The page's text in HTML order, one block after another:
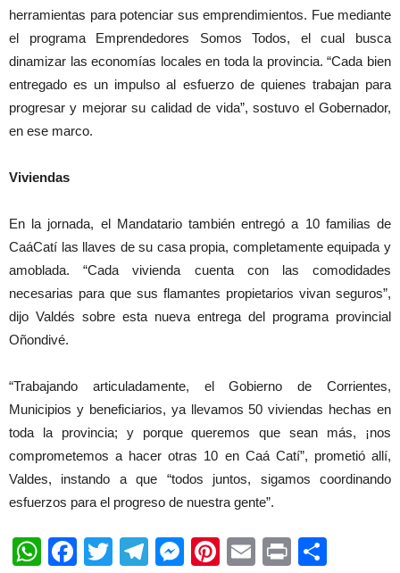
herramientas para potenciar sus emprendimientos. Fue mediante
el programa Emprendedores Somos Todos, el cual busca
dinamizar las economías locales en toda la provincia. “Cada bien
entregado es un impulso al esfuerzo de quienes trabajan para
progresar y mejorar su calidad de vida”, sostuvo el Gobernador,
en ese marco.
Viviendas
En la jornada, el Mandatario también entregó a 10 familias de
CaáCatí las llaves de su casa propia, completamente equipada y
amoblada. “Cada vivienda cuenta con las comodidades
necesarias para que sus flamantes propietarios vivan seguros”,
dijo Valdés sobre esta nueva entrega del programa provincial
Oñondivé.
“Trabajando articuladamente, el Gobierno de Corrientes,
Municipios y beneficiarios, ya llevamos 50 viviendas hechas en
toda la provincia; y porque queremos que sean más, ¡nos
comprometemos a hacer otras 10 en Caá Catí”, prometió allí,
Valdes, instando a que “todos juntos, sigamos coordinando
esfuerzos para el progreso de nuestra gente”.
WhatsApp
Facebook
TwitterTelegram
Messenger
Pinterest
EmailPrint